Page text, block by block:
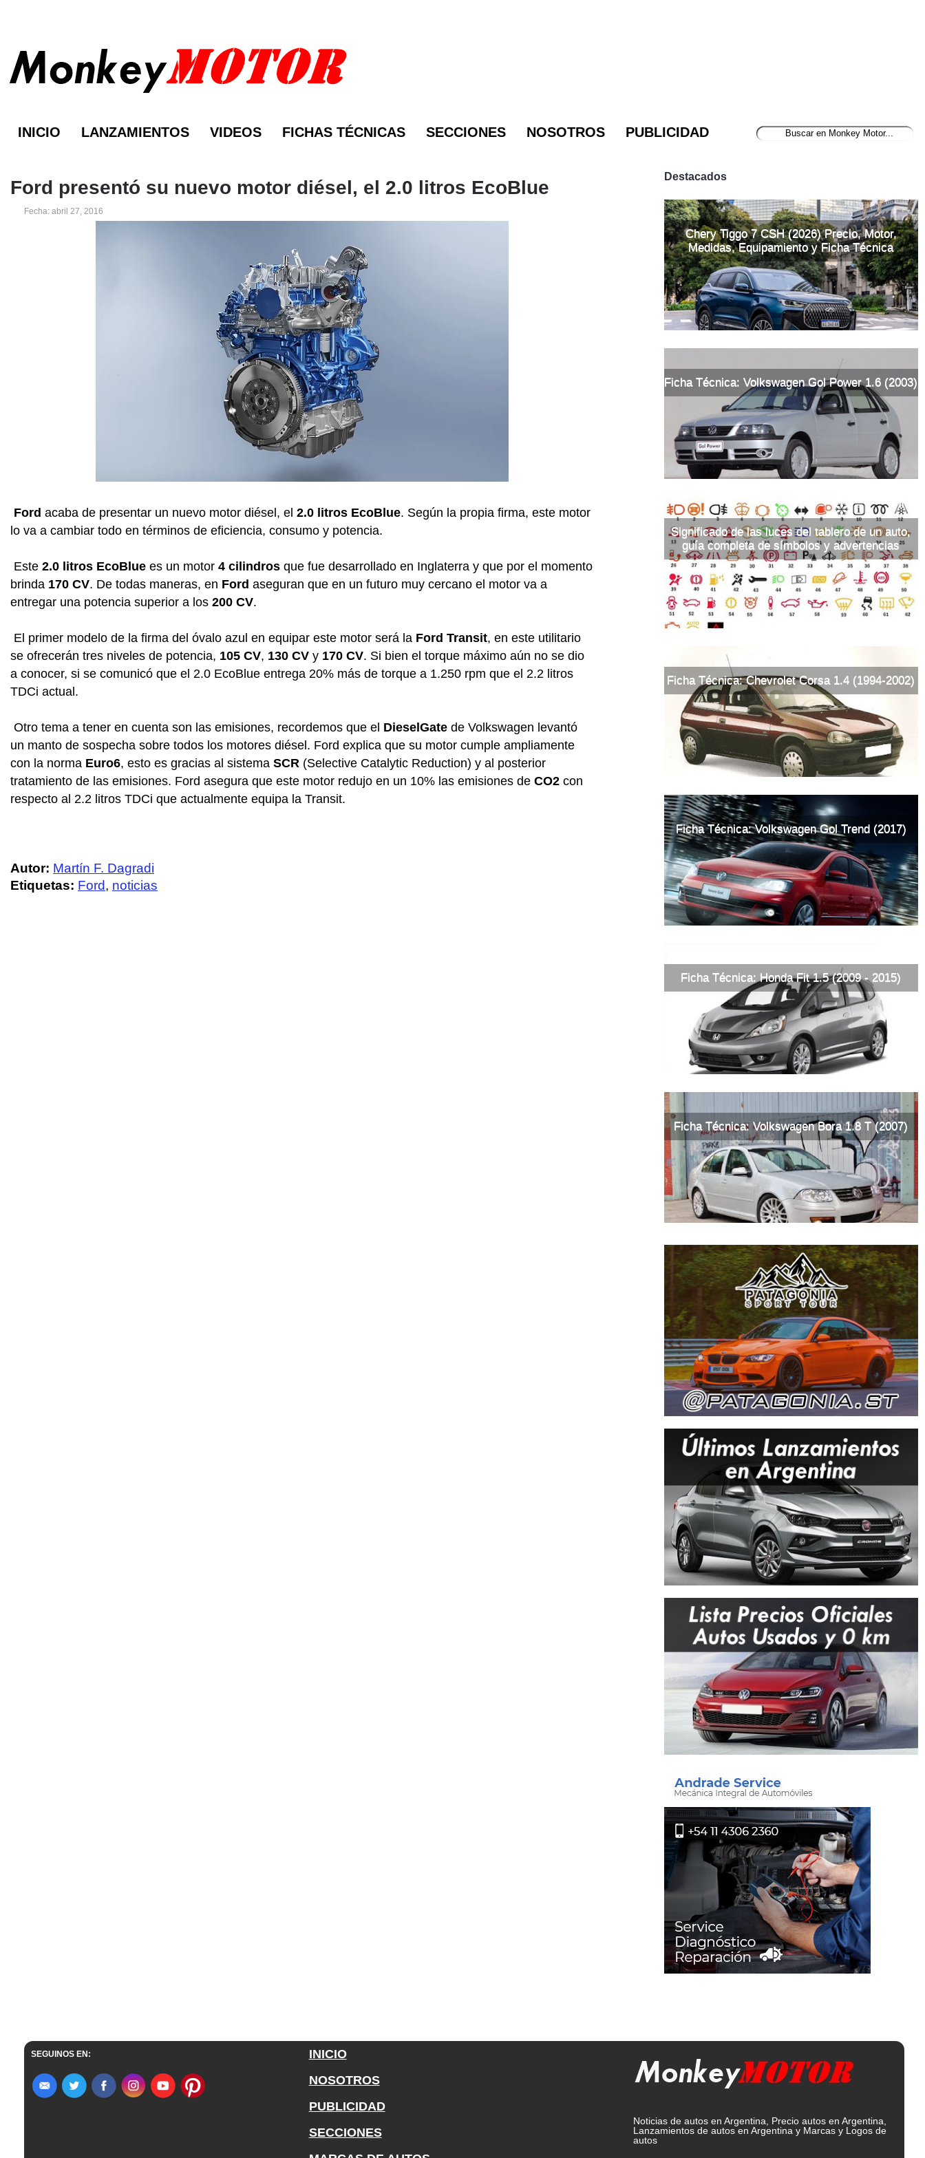
INICIO LANZAMIENTOS VIDEOS FICHAS TÉCNICAS SECCIONES NOSOTROS PUBLICIDAD
Ford presentó su nuevo motor diésel, el 2.0 litros EcoBlue
Fecha: abril 27, 2016
Ford acaba de presentar un nuevo motor diésel, el 2.0 litros EcoBlue. Según la propia firma, este motor
lo va a cambiar todo en términos de eficiencia, consumo y potencia.
Este 2.0 litros EcoBlue es un motor 4 cilindros que fue desarrollado en Inglaterra y que por el momento
brinda 170 CV. De todas maneras, en Ford aseguran que en un futuro muy cercano el motor va a
entregar una potencia superior a los 200 CV.
El primer modelo de la firma del óvalo azul en equipar este motor será la Ford Transit, en este utilitario
se ofrecerán tres niveles de potencia, 105 CV, 130 CV y 170 CV. Si bien el torque máximo aún no se dio
a conocer, si se comunicó que el 2.0 EcoBlue entrega 20% más de torque a 1.250 rpm que el 2.2 litros
TDCi actual.
Otro tema a tener en cuenta son las emisiones, recordemos que el DieselGate de Volkswagen levantó
un manto de sospecha sobre todos los motores diésel. Ford explica que su motor cumple ampliamente
con la norma Euro6, esto es gracias al sistema SCR (Selective Catalytic Reduction) y al posterior
tratamiento de las emisiones. Ford asegura que este motor redujo en un 10% las emisiones de CO2 con
respecto al 2.2 litros TDCi que actualmente equipa la Transit.
Autor: Martín F. Dagradi
Etiquetas: Ford, noticias
Destacados
Chery Tiggo 7 CSH (2026) Precio, Motor,
Medidas, Equipamiento y Ficha Técnica
Ficha Técnica: Volkswagen Gol Power 1.6 (2003)
Significado de las luces del tablero de un auto,
guía completa de símbolos y advertencias
Ficha Técnica: Chevrolet Corsa 1.4 (1994-2002)
Ficha Técnica: Volkswagen Gol Trend (2017)
Ficha Técnica: Honda Fit 1.5 (2009 - 2015)
Ficha Técnica: Volkswagen Bora 1.8 T (2007)
SEGUINOS EN:
INICIO
NOSOTROS
PUBLICIDAD
SECCIONES
Noticias de autos en Argentina, Precio autos en Argentina,
Lanzamientos de autos en Argentina y Marcas y Logos de
autos